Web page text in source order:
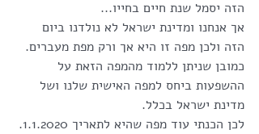
הזה יסמל שנת חיים בחייו...
אך אנחנו ומדינת ישראל לא נולדנו ביום
הזה ולכן מפה זו היא אך ורק מפת מעברים.
כמובן שניתן ללמוד מהמפה הזאת על
ההשפעות ביחס למפה האישית שלנו ושל
מדינת ישראל בכלל.
לכן הכנתי עוד מפה שהיא לתאריך 1.1.2020.